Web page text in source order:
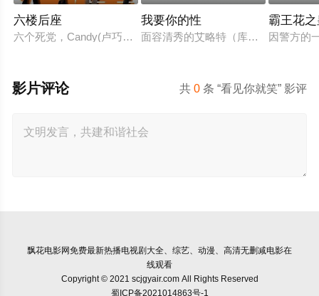
六楼后座
六个死党，Candy(卢巧音 饰)、Karena(林嘉欣 饰)、梁Wing(周
我要你的性
面容清秀的艾略特（库珀·霍夫曼
霸王花
因警方的
共0 条 “看见你就笑” 影评
影片评论
飘花电影网免费最新热播电视剧大全、综艺、动漫、高清无删减电影在
线观看
Copyright © 2021 scjgyair.com All Rights Reserved
蜀ICP备2021014863号-1